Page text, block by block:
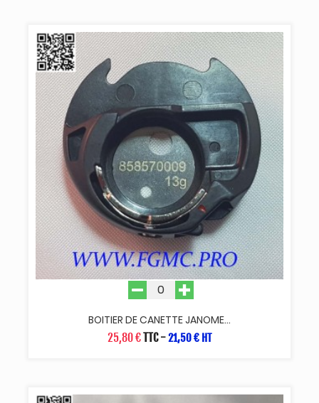
BOITIER DE CANETTE JANOME...
25,80 €TTC-21,50 € HT